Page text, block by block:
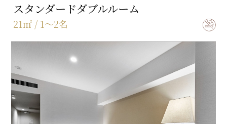
ユニバーサルルームを除く全客室にセミセパレート、
又はセパレートタイプを採用しオーバーヘッドシャワ
広さだけではなく、プライベートにも配慮された空間
となっています。
※画像はイメージです。
お部屋の空気を快適・清潔に保つ、加湿機能付空気清
浄機を完備。
冬の乾燥しがちな客室に、あると嬉しいアイテムです。
※ホテルによりメーカー・タイプは異なります。
全室ベッドはこだわりのシモンズベッドで統一。良質
かつ快適な睡眠にいざないます。
スタンダードダブルルーム
21㎡ / 1～2名